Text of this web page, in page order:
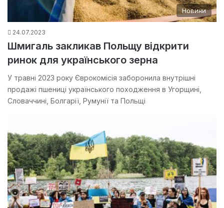
Новини
24.07.2023
Шмигаль закликав Польщу відкрити
ринок для українського зерна
У травні 2023 року Єврокомісія заборонила внутрішні
продажі пшениці українського походження в Угорщині,
Словаччині, Болгарії, Румунії та Польщі